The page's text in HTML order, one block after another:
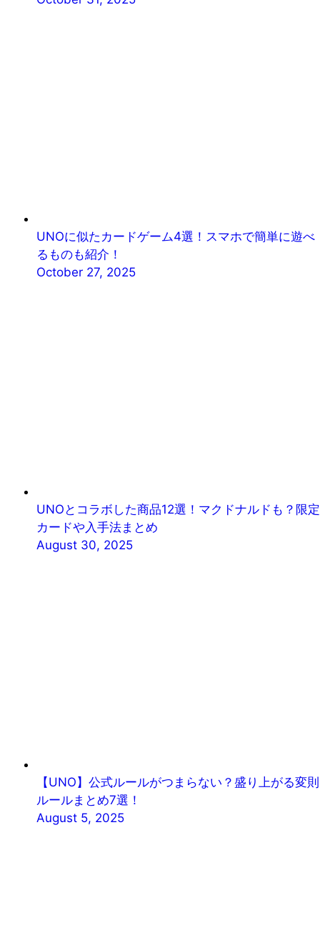
UNOに似たカードゲーム4選！スマホで簡単に遊べ
るものも紹介！
October 27, 2025
UNOとコラボした商品12選！マクドナルドも？限定
カードや入手法まとめ
August 30, 2025
【UNO】公式ルールがつまらない？盛り上がる変則
ルールまとめ7選！
August 5, 2025